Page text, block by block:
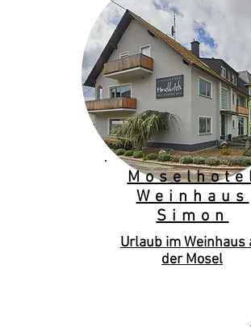
Weinhaus
Simon
Urlaub im Weinhaus
der Mosel